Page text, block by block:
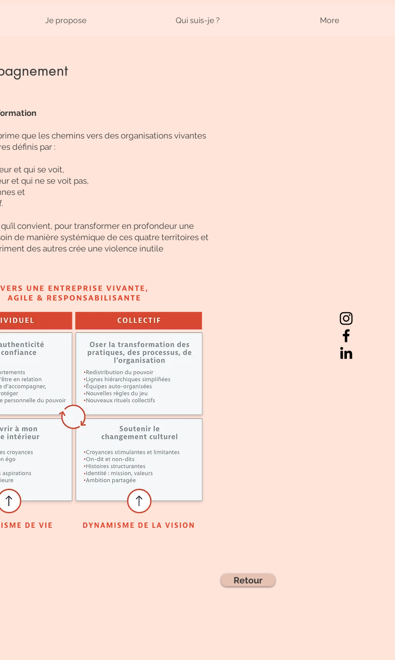
Je propose Qui suis-je ? More
que les chemins vers des organisations vivantes
définis par :
et qui se voit,
et qui ne se voit pas,
et
convient, pour transformer en profondeur une
de manière systémique de ces quatre territoires et
des autres crée une violence inutile
Retour